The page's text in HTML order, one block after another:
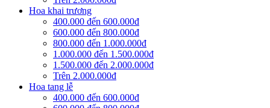
Hoa khai trương
400.000 đến 600.000đ
600.000 đến 800.000đ
800.000 đến 1.000.000đ
1.000.000 đến 1.500.000đ
1.500.000 đến 2.000.000đ
Trên 2.000.000đ
Hoa tang lễ
400.000 đến 600.000đ